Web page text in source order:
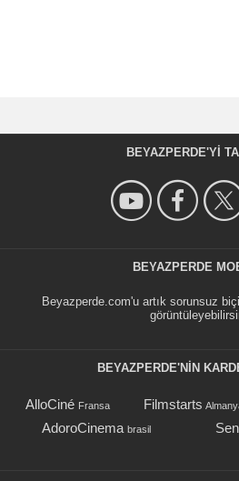
BEYAZPERDE'YI
BEYAZPERDE
Beyazperde.com'u artık sorunsuz
BEYAZPERDE'NIN
AlloCiné Fransa Filmstarts
AdoroCinema brasil